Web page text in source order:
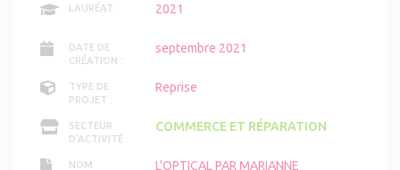
LAURÉAT : 2021
DATE DE
CRÉATION :
septembre 2021
TYPE DE
PROJET :
Reprise
SECTEUR
D'ACTIVITÉ :
COMMERCE ET RÉPARATION
NOM
L'OPTICAL PAR MARIANNE